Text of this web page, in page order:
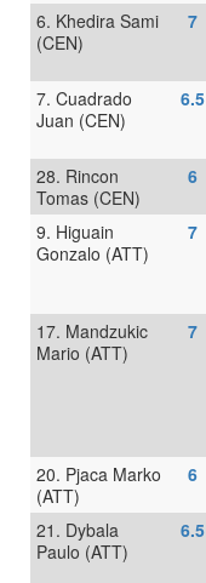
6. Khedira Sami
(CEN)
7
7. Cuadrado
Juan (CEN)
6.5
28. Rincon
Tomas (CEN)
6
9. Higuain
Gonzalo (ATT)
7
17. Mandzukic
Mario (ATT)
7
20. Pjaca Marko
(ATT)
6
21. Dybala
Paulo (ATT)
6.5